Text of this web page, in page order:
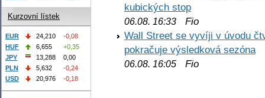
kubických stop
06.08. 16:33 Fio
Wall Street se vyvíji v úvodu
pokračuje výsledková sezóna
06.08. 16:05 Fio
Kurzovní lístek
EUR 24,210
-0,08
HUF
6,655
+0,35
JPY
13,288
0,00
PLN
5,632
-0,24
USD
20,976 -0,18